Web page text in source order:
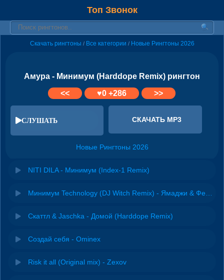
Топ Звонок
Скачать рингтоны / Все категории / Новые Рингтоны 2026
Амура - Минимум (Harddope Remix) рингтон
<<
♥0+286 >>
СЛУШАТЬ СКАЧАТЬ MP3
Новые Рингтоны 2026
NITI DILA - Минимум (Index-1 Remix)
Скаттл & Jaschka - Домой (Harddope Remix)
Создай себя - Ominex
Risk it all (Original mix) - Zexov